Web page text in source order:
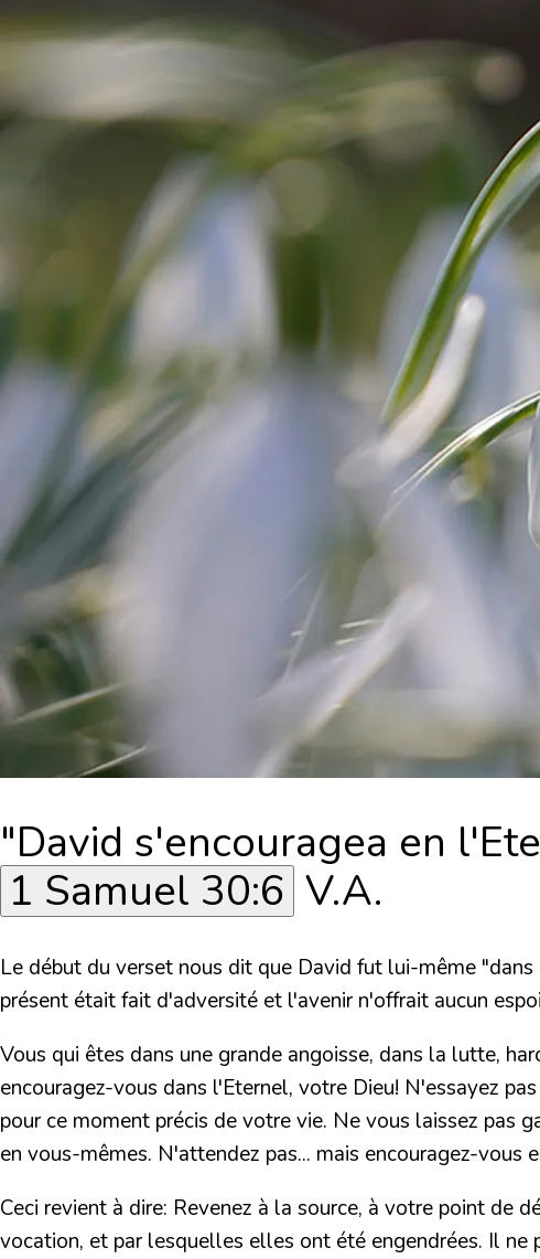
"David s'encouragea en
1 Samuel 30:6 V.A.
Le début du verset nous dit que David fut lui-même
présent était fait d'adversité et l'avenir n'offrait aucun
Vous qui êtes dans une grande angoisse, dans la lutte,
encouragez-vous dans l'Eternel, votre Dieu! N'essayez
pour ce moment précis de votre vie. Ne vous laissez pas
en vous-mêmes. N'attendez pas... mais encouragez-vous
Ceci revient à dire: Revenez à la source, à votre point de
vocation, et par lesquelles elles ont été engendrées. Il ne